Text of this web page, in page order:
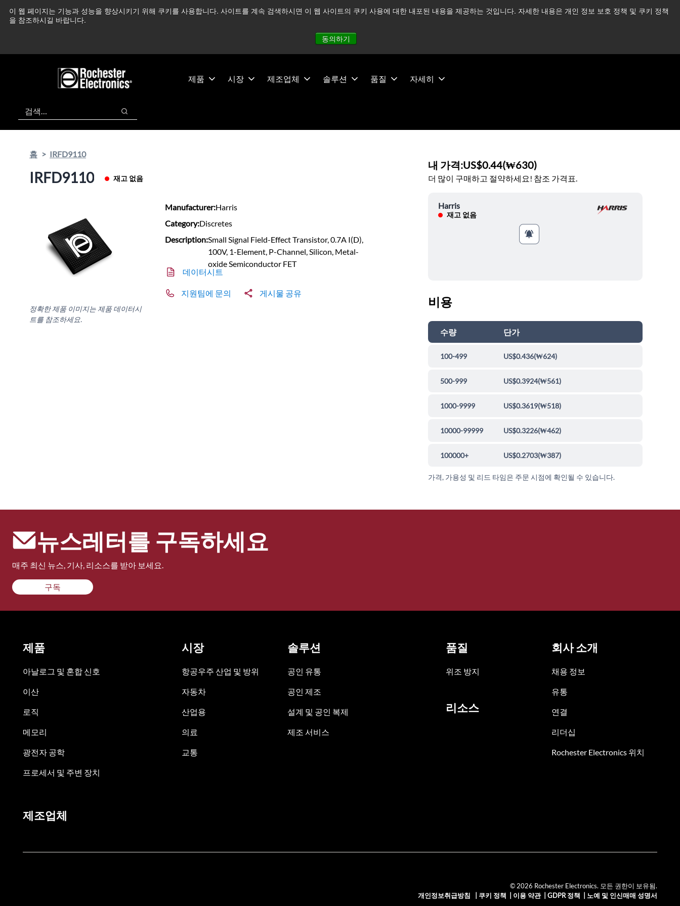
이 웹 페이지는 기능과 성능을 향상시키기 위해 쿠키를 사용합니다. 사이트를 계속 검색하시면 이 웹 사이트의 쿠키 사용에 대한 내포된 내용을 제공하는 것입니다. 자세한 내용은 개인 정보 보호 정책 및 쿠키 정책
을 참조하시길 바랍니다.
동의하기
츠
건
중동 지역 상황을 지속적으로 주시하고 있으며, 모든 서비스는 정상적으로 운영되고 있습니다. 더 읽어보기 →
제품 시장 제조업체 솔루션 품질 자세히
검색
검색
홈 IRFD9110
IRFD9110 재고 없음
정확한 제품 이미지는 제품 데이터시
트를 참조하세요.
Manufacturer:Harris
Category:Discretes
Description:Small Signal Field-Effect Transistor, 0.7A I(D),
100V, 1-Element, P-Channel, Silicon, Metal-
oxide Semiconductor FET
데이터시트
지원팀에 문의 게시물 공유
내 가격:US$0.44(₩630)
더 많이 구매하고 절약하세요! 참조 가격표.
Harris
재고 없음
비용
수량 단가
100-499 US$0.436(₩624)
500-999 US$0.3924(₩561)
1000-9999 US$0.3619(₩518)
10000-99999 US$0.3226(₩462)
100000+ US$0.2703(₩387)
가격, 가용성 및 리드 타임은 주문 시점에 확인될 수 있습니다.
뉴스레터를 구독하세요
매주 최신 뉴스, 기사, 리소스를 받아 보세요.
구독
제품
아날로그 및 혼합 신호
이산
로직
메모리
광전자 공학
프로세서 및 주변 장치
시장
항공우주 산업 및 방위
자동차
산업용
의료
교통
솔루션
공인 유통
공인 제조
설계 및 공인 복제
제조 서비스
품질
위조 방지
리소스
회사 소개
채용 정보
유통
연결
리더십
Rochester Electronics 위치
제조업체
© 2026 Rochester Electronics. 모든 권한이 보유됨.
개인정보취급방침
쿠키 정책 이용 약관| GDPR 정책 노예 및 인신매매 성명서